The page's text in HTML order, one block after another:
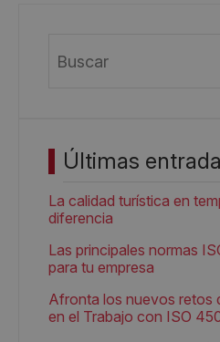
Últimas
La calidad turística en
diferencia
Las principales normas
para tu empresa
Afronta los nuevos retos
en el Trabajo con ISO